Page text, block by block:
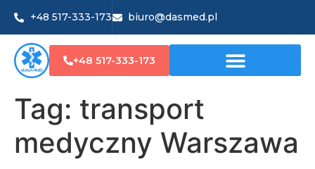
+48 517-333-173 biuro@dasmed.pl
+48 517-333-173
Tag: transport
medyczny Warszawa